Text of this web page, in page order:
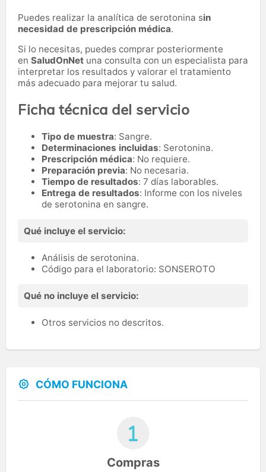
Puedes realizar la analítica de serotonina sin
necesidad de prescripción médica.
Si lo necesitas, puedes comprar posteriormente
en SaludOnNet una consulta con un especialista para
interpretar los resultados y valorar el tratamiento
más adecuado para mejorar tu salud.
Ficha técnica del servicio
Tipo de muestra: Sangre.
Determinaciones incluidas: Serotonina.
Prescripción médica: No requiere.
Preparación previa: No necesaria.
Tiempo de resultados: 7 días laborables.
Entrega de resultados: Informe con los niveles
de serotonina en sangre.
Qué incluye el servicio:
Análisis de serotonina.
Código para el laboratorio: SONSEROTO
Qué no incluye el servicio:
Otros servicios no descritos.
CÓMO FUNCIONA
Compras